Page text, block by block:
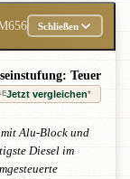
Schließen
Teuer
Jetzt vergleichen*
Alu-Block und
Diesel im